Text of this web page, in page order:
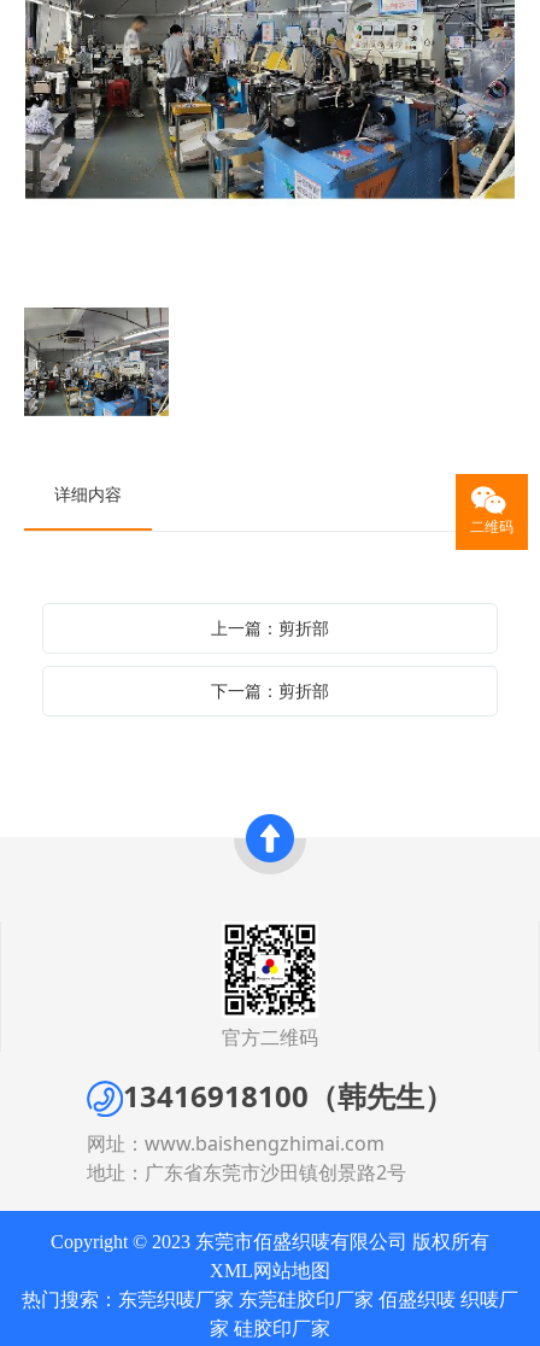
详细内容
上一篇：剪折部
下一篇：剪折部
官方二维码
13416918100（韩先生）
网址： www.baishengzhimai.com
地址：广东省东莞市沙田镇创景路2号
Copyright © 2023 东莞市佰盛织唛有限公司 版权所有
XML网站地图
热门搜索： 东莞织唛厂家 东莞硅胶印厂家 佰盛织唛 织唛厂
家 硅胶印厂家
二维码